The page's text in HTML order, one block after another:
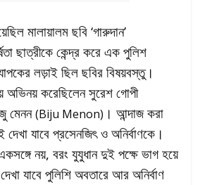
মালায়ালম ছবি ‘গারুদান’
ছাত্রীকে কেন্দ্র করে এক পুলিশ
লড়াই ছিল ছবির বিষয়বস্তু।
করেছিলেন সুরেশ গোপী
মেনন(Biju Menon) । আন্দাজ করা
যাবে প্রসেনজিৎ ও অনির্বাণকে।
নয়, বরং যুযুধান দুই পক্ষে ভাগ হয়ে
যাবে পুলিশি অবতারে আর অনির্বাণ